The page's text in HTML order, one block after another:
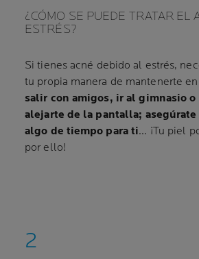
¿CÓMO SE PUEDE TRATAR EL
ESTRÉS?
Si tienes acné debido al estrés,
tu propia manera de mantenerte
salir con amigos, ir al gimnasio
alejarte de la pantalla; asegúrate
algo de tiempo para ti... ¡Tu piel
por ello!